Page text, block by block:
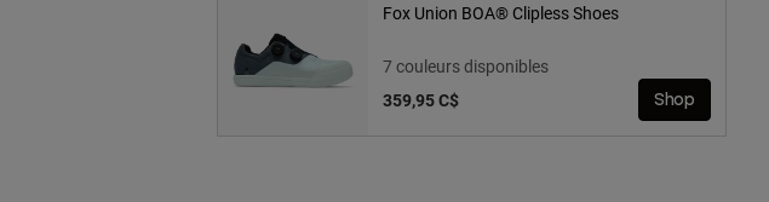
Fox Union BOA® Clipless Shoes
7 couleurs disponibles
359,95 C$
Shop